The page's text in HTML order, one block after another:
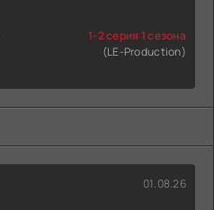
1-2 серия 1 сезона
(LE-Production)
01.08.26